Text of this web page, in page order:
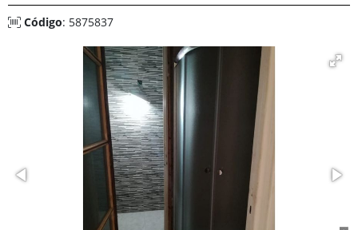
Código: 5875837